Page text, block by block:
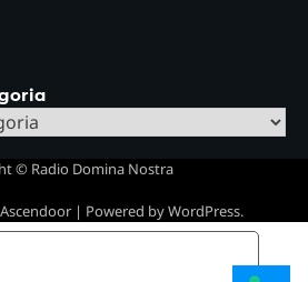
© Radio Domina Nostra
Ascendoor | Powered byWordPress.
relative alla privacy